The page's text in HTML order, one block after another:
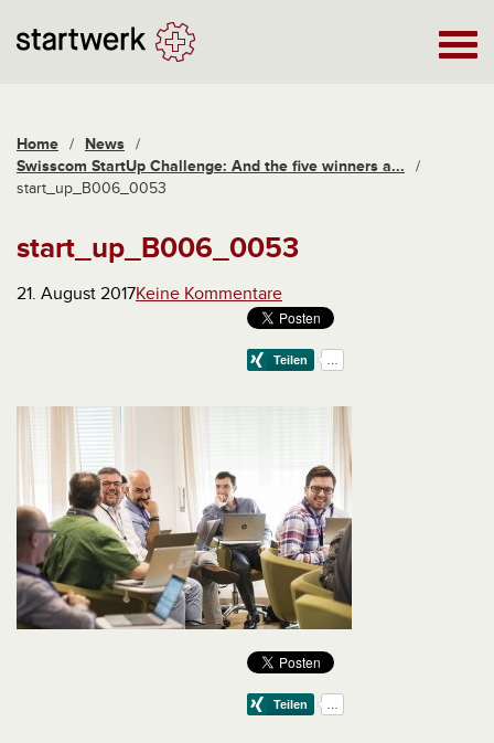
Home / News /
Swisscom StartUp Challenge: And the five winners a...
/
start_up_B006_0053
start_up_B006_0053
21. August 2017Keine Kommentare